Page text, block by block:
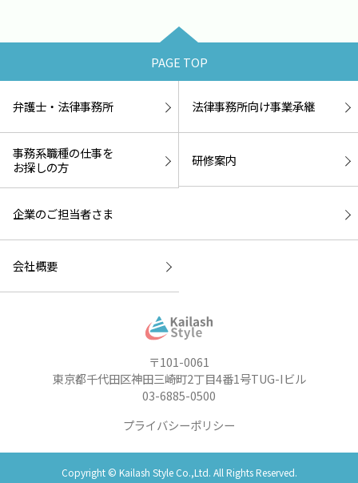
PAGE TOP
弁護士・法律事務所 法律事務所向け事業承継
事務系職種の仕事を
お探しの方
研修案内
企業のご担当者さま
会社概要
〒101-0061
東京都千代田区神田三崎町2丁目4番1号TUG-Iビル
03-6885-0500
プライバシーポリシー
Copyright © Kailash Style Co.,Ltd. All Rights Reserved.